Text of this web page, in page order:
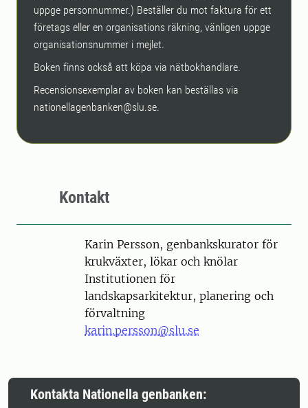
uppge personnummer.) Beställer du mot faktura för ett
företags eller en organisations räkning, vänligen uppge
organisationsnummer i mejlet.
Boken finns också att köpa via nätbokhandlare.
Recensionsexemplar av boken kan beställas via
nationellagenbanken@slu.se.
Kontakt
PersonKarin Persson, genbankskurator för
krukväxter, lökar och knölar
Institutionen för
landskapsarkitektur, planering och
förvaltning
karin.persson@slu.se
Kontakta Nationella genbanken: